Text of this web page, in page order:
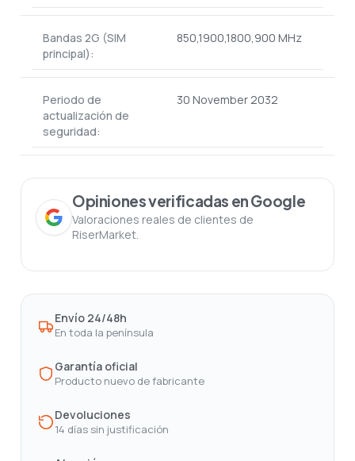
Bandas 2G (SIM
principal):
850,1900,1800,900 MHz
Periodo de
actualización de
seguridad:
30 November 2032
Opiniones verificadas en Google
Valoraciones reales de clientes de
RiserMarket.
Envío 24/48h
En toda la península
Garantía oficial
Producto nuevo de fabricante
Devoluciones
14 días sin justificación